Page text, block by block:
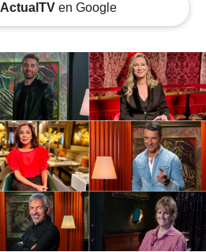
ActualTVen Google